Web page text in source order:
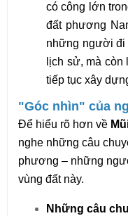
có công lớn
đất phương
những người đi
lịch sử, mà
tiếp tục xây
"Góc nhìn" của
Để hiểu rõ hơn về
nghe những câu
phương – những
vùng đất này.
Những câu